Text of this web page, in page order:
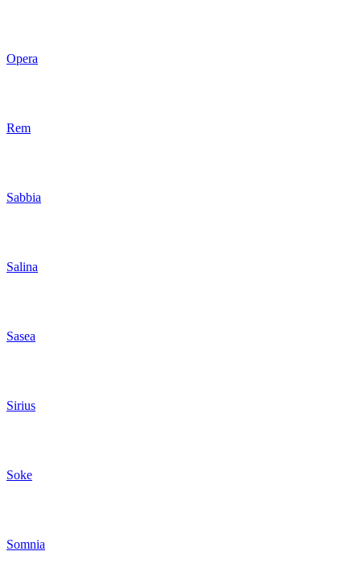
Opera
Rem
Sabbia
Salina
Sasea
Sirius
Soke
Somnia